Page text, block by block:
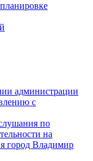
администрации
с
по
на
город Владимир